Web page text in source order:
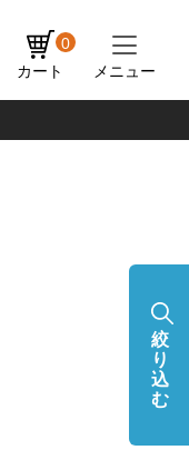
カート
0
メニュー
絞
り
込
む